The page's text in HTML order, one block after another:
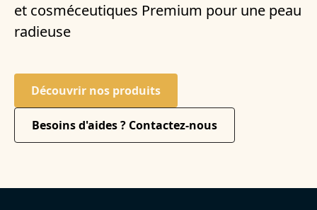
et cosméceutiques Premium pour une peau
radieuse
Découvrir nos produits
Besoins d'aides ? Contactez-nous